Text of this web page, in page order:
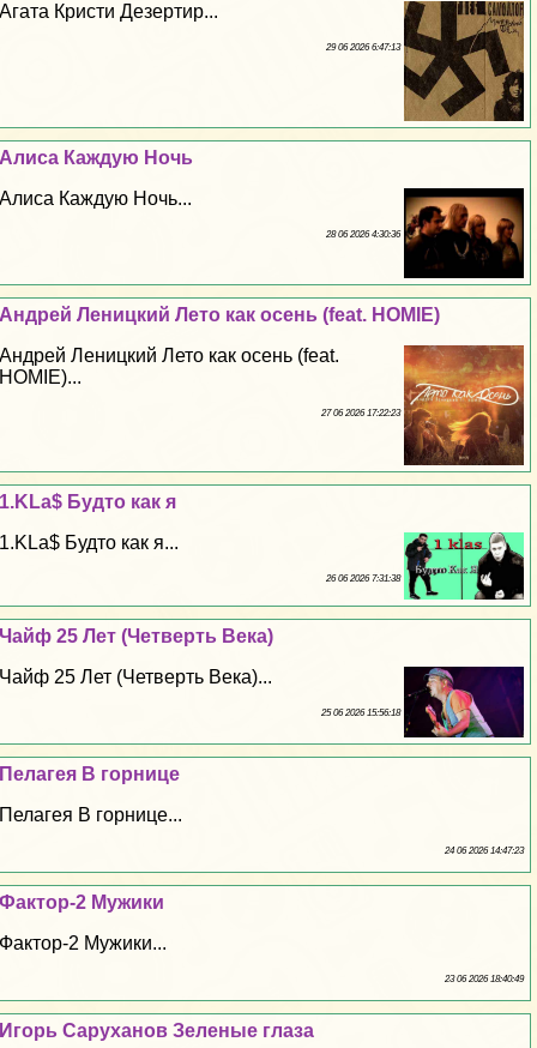
Агата Кристи Дезертир...
29 06 2026 6:47:13
Алиса Каждую Ночь
Алиса Каждую Ночь...
28 06 2026 4:30:36
Андрей Леницкий Лето как осень (feat. HOMIE)
Андрей Леницкий Лето как осень (feat.
HOMIE)...
27 06 2026 17:22:23
1.KLa$ Будто как я
1.KLa$ Будто как я...
26 06 2026 7:31:38
Чайф 25 Лет (Четверть Века)
Чайф 25 Лет (Четверть Века)...
25 06 2026 15:56:18
Пелагея В горнице
Пелагея В горнице...
24 06 2026 14:47:23
Фактор-2 Мужики
Фактор-2 Мужики...
23 06 2026 18:40:49
Игорь Саруханов Зеленые глаза